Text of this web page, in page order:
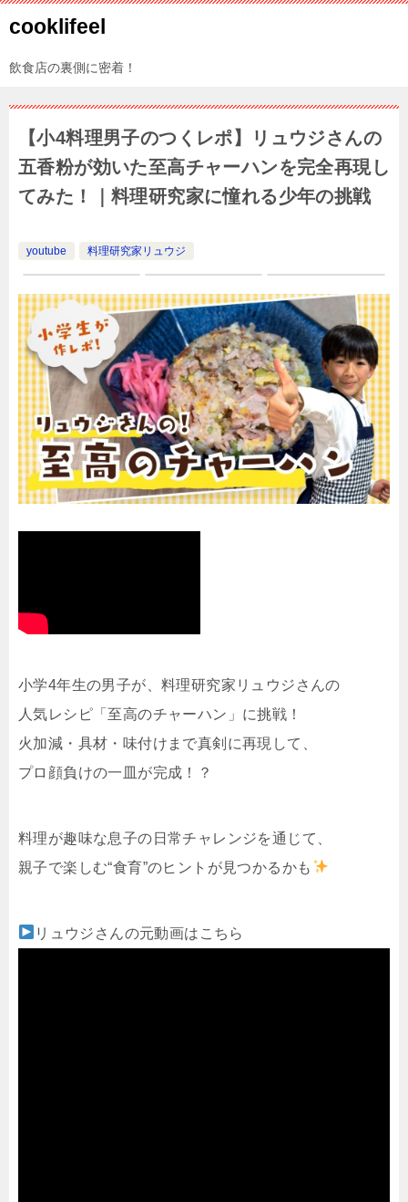
cooklifeel
飲食店の裏側に密着！
【小4料理男子のつくレポ】リュウジさんの
五香粉が効いた至高チャーハンを完全再現し
てみた！｜料理研究家に憧れる少年の挑戦
youtube 料理研究家リュウジ
小学4年生の男子が、料理研究家リュウジさんの
人気レシピ「至高のチャーハン」に挑戦！
火加減・具材・味付けまで真剣に再現して、
プロ顔負けの一皿が完成！？
料理が趣味な息子の日常チャレンジを通じて、
親子で楽しむ“食育”のヒントが見つかるかも
リュウジさんの元動画はこちら